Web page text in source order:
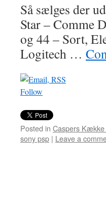
Så sælges der
Star – Comme
og 44 – Sort,
Logitech …
Follow
Posted in Caspers
sony psp | Leave a